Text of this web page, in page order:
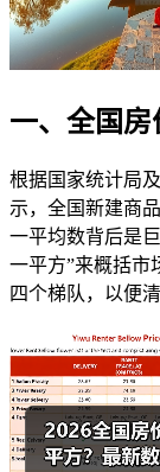
一、全国
根据国家统计局
示，全国新建商
一平均数背后是
一平方”来概括市
四个梯队，以便